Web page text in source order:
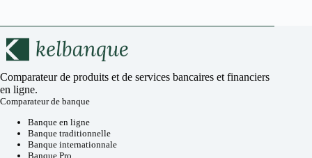
Comparateur de produits et de services bancaires et financiers
en ligne.
Comparateur de banque
Banque en ligne
Banque traditionnelle
Banque internationnale
Banque Pro